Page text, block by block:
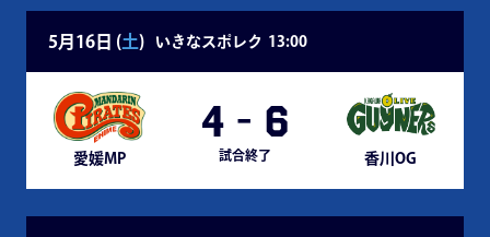
5月16日 (土) いきなスポレク 13:00
愛媛MP
4 - 6
試合終了 香川OG